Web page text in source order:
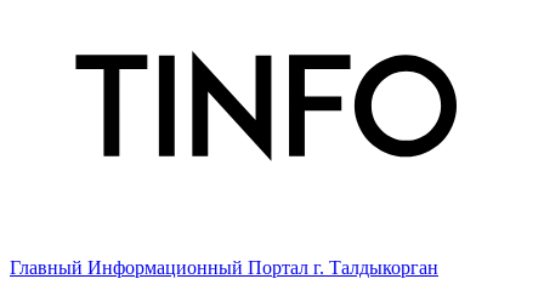
Главный Информационный Портал г. Талдыкорган